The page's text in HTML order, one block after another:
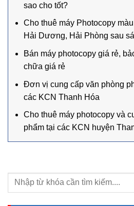
sao cho tốt?
Cho thuê máy Photocopy
Hải Dương, Hải Phòng sau
Bán máy photocopy giá rẻ,
chữa giá rẻ
Đơn vị cung cấp văn phòng
các KCN Thanh Hóa
Cho thuê máy photocopy và
phẩm tại các KCN huyện